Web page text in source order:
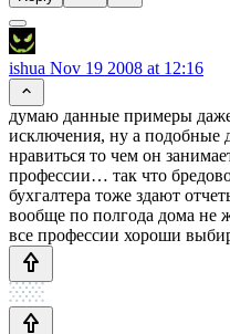
ishua Nov 19 2008 at 12:16
думаю данные примеры
исключения, ну а подобные
нравиться то чем он
профессии… так что
бухгалтера тоже здают
вообще по полгода дома не
все профессии хороши